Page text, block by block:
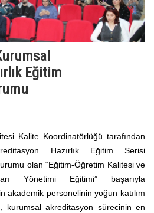
Eğitim
Kalite Koordinatörlüğü tarafından
Hazırlık Eğitim Serisi
olan “Eğitim-Öğretim Kalitesi ve
Yönetimi Eğitimi” başarıyla
akademik personelinin yoğun katılım
kurumsal akreditasyon sürecinin en